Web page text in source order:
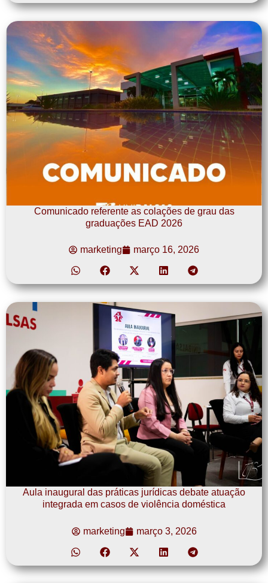
Comunicado referente as colações de grau das
graduações EAD 2026
marketing março 16, 2026
Aula inaugural das práticas jurídicas debate atuação
integrada em casos de violência doméstica
marketing março 3, 2026